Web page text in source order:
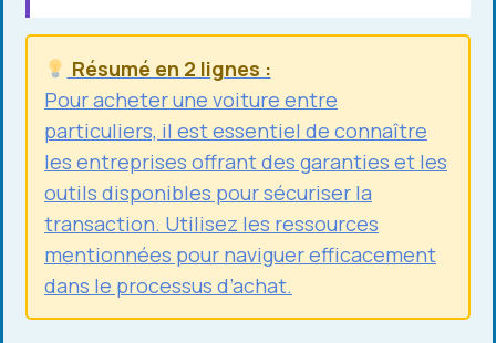
Résumé en 2 lignes :
Pour acheter une voiture entre
particuliers, il est essentiel de connaître
les entreprises offrant des garanties et les
outils disponibles pour sécuriser la
transaction. Utilisez les ressources
mentionnées pour naviguer efficacement
dans le processus d’achat.